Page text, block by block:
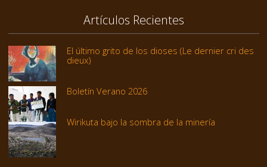
Artículos Recientes
El último grito de los dioses (Le dernier cri des
dieux)
Boletín Verano 2026
Wirikuta bajo la sombra de la minería